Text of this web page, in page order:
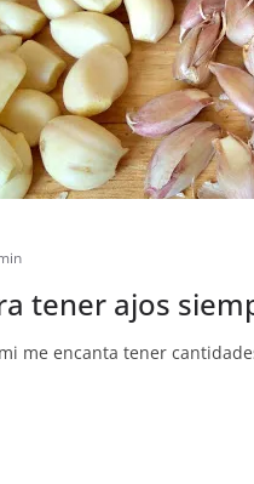
tener ajos
me encanta tener